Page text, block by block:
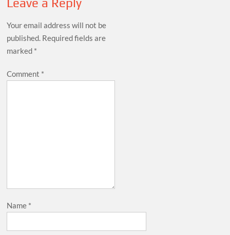
Your email address will not be
published. Required fields are
marked *
Comment *
Name *